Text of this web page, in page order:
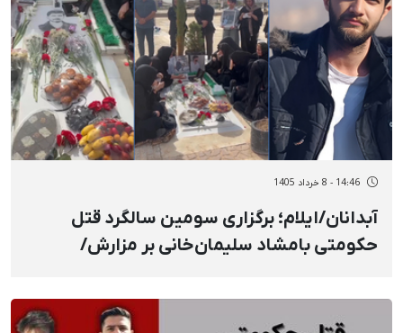
14:46 - 8 خرداد 1405
آبدانان/ایلام؛ برگزاری سومین سالگرد قتل
حکومتی بامشاد سلیمان‌خانی بر مزارش/
سکوت»